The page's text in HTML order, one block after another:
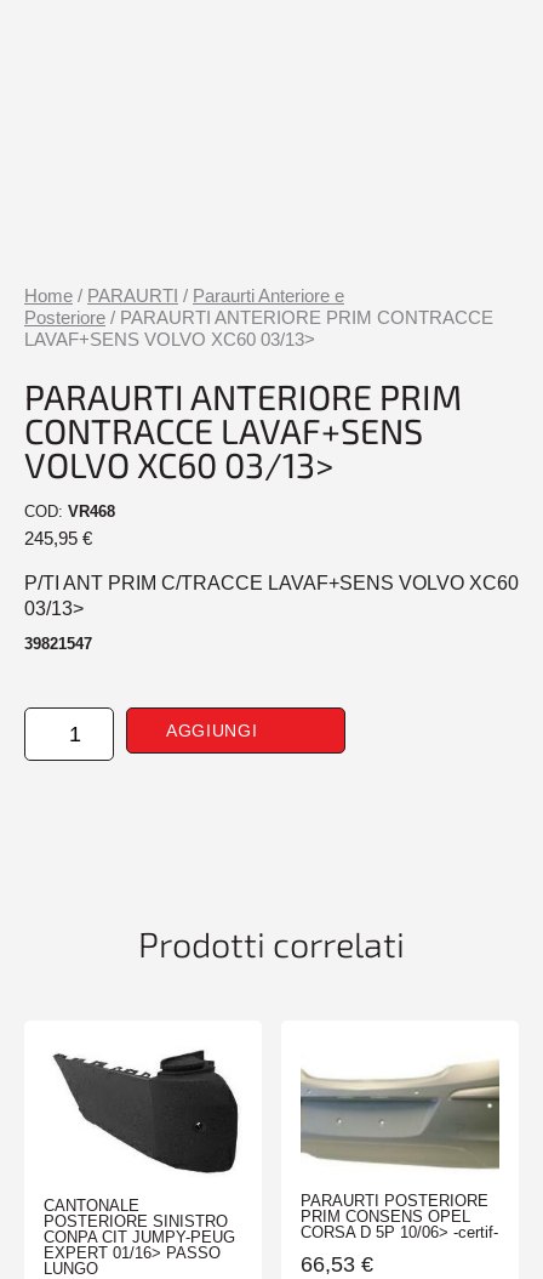
Home / PARAURTI / Paraurti Anteriore e
Posteriore / PARAURTI ANTERIORE PRIM CONTRACCE
LAVAF+SENS VOLVO XC60 03/13>
PARAURTI ANTERIORE PRIM
CONTRACCE LAVAF+SENS
VOLVO XC60 03/13>
COD: VR468
245,95 €
P/TI ANT PRIM C/TRACCE LAVAF+SENS VOLVO XC60
03/13>
39821547
PARAURTI
ANTERIORE
AGGIUNGI
Prodotti correlati
CANTONALE
POSTERIORE SINISTRO
CONPA CIT JUMPY-PEUG
EXPERT 01/16> PASSO
LUNGO
PARAURTI POSTERIORE
PRIM CONSENS OPEL
CORSA D 5P 10/06> -certif-
66,53 €